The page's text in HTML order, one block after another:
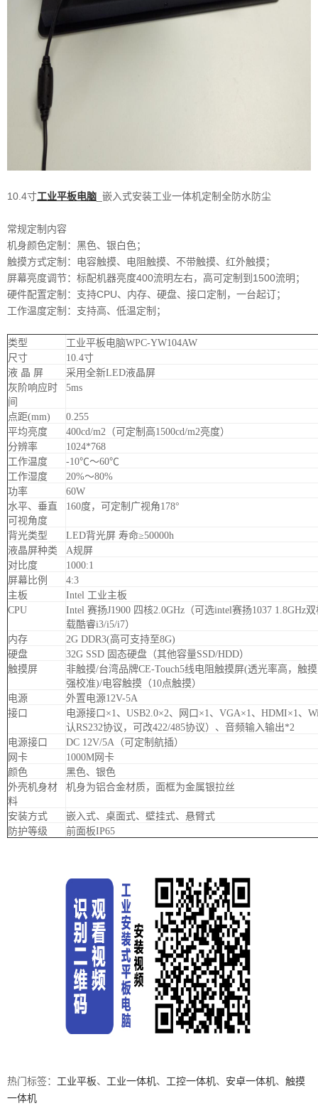
10.4寸工业平板电脑 _嵌入式安装工业一体机定制全防水防尘
常规定制内容
机身颜色定制：黑色、银白色；
触摸方式定制：电容触摸、电阻触摸、不带触摸、红外触摸；
屏幕亮度调节：标配机器亮度400流明左右，高可定制到1500流明；
硬件配置定制：支持CPU、内存、硬盘、接口定制，一台起订；
工作温度定制：支持高、低温定制；
类型
工业平板电脑WPC-YW104AW
尺寸
10.4寸
液 晶 屏
采用全新LED液晶屏
灰阶响应时
间
5ms
点距(mm)
0.255
平均亮度
400cd/m2（可定制高1500cd/m2亮度）
分辨率
1024*768
工作温度
-10℃～60℃
工作湿度
20%～80%
功率
60W
水平、垂直
可视角度
160度，可定制广视角178°
背光类型
LED背光屏 寿命≥50000h
液晶屏种类
A规屏
对比度
1000:1
屏幕比例
4:3
主板
Intel 工业主板
CPU
Intel 赛扬J1900 四核2.0GHz（可选intel赛扬1037 1.8GHz
载酷睿i3/i5/i7）
内存
2G DDR3(高可支持至8G)
硬盘
32G SSD 固态硬盘（其他容量SSD/HDD）
触摸屏
非触摸/台湾品牌CE-Touch5线电阻触摸屏(透光率高，触
强校准)/电容触摸（10点触摸）
电源
外置电源12V-5A
接口
电源接口×1、USB2.0×2、网口×1、VGA×1、HDMI×1、
认RS232协议，可改422/485协议）、音频输入输出*2
电源接口
DC 12V/5A（可定制航插）
网卡
1000M网卡
颜色
黑色、银色
外壳机身材
料
机身为铝合金材质，面框为金属银拉丝
安装方式
嵌入式、桌面式、壁挂式、悬臂式
防护等级
前面板IP65
热门标签： 工业平板、 工业一体机、 工控一体机、 安卓一体机、 触摸
一体机